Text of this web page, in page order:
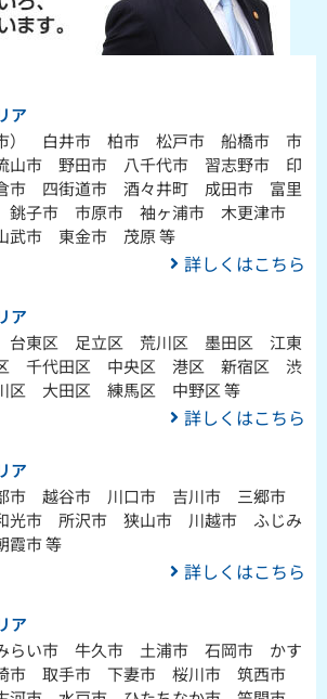
ア
市） 白井市 柏市 松戸市 船橋市 市
山市 野田市 八千代市 習志野市 印
市 四街道市 酒々井町 成田市 富里
子市 市原市 袖ヶ浦市 木更津市
武市 東金市 茂原 等
詳しくはこちら
ア
台東区 足立区 荒川区 墨田区 江東
千代田区 中央区 港区 新宿区 渋
区 大田区 練馬区 中野区 等
詳しくはこちら
ア
市 越谷市 川口市 吉川市 三郷市
光市 所沢市 狭山市 川越市 ふじみ
市 等
詳しくはこちら
ア
らい市 牛久市 土浦市 石岡市 かす
市 取手市 下妻市 桜川市 筑西市